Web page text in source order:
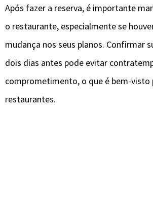
Após fazer a reserva, é importante
o restaurante, especialmente se
mudança nos seus planos. Confirmar
dois dias antes pode evitar
comprometimento, o que é bem-visto
restaurantes.